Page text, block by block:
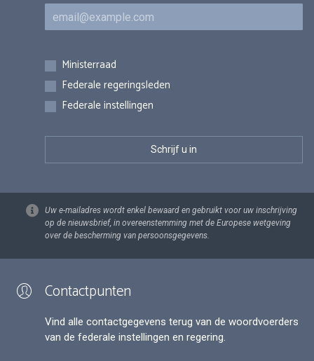
E-mail
Inschrijvingen
Ministerraad
Federale regeringsleden
Federale instellingen
Uw e-mailadres wordt enkel bewaard en gebruikt voor uw inschrijving
op de nieuwsbrief, in overeenstemming met de Europese wetgeving
over de bescherming van persoonsgegevens.
Contactpunten
Vind alle contactgegevens terug van de woordvoerders
van de federale instellingen en regering.